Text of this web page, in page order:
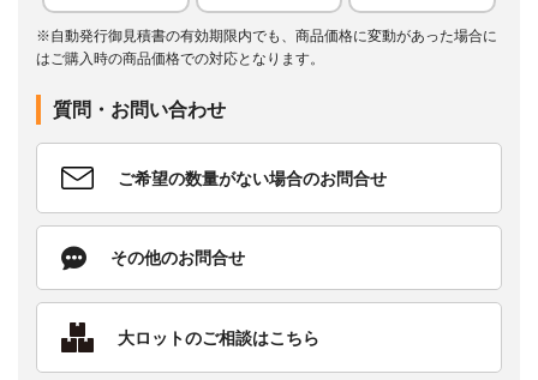
※自動発行御見積書の有効期限内でも、商品価格に変動があった場合に
はご購入時の商品価格での対応となります。
質問・お問い合わせ
ご希望の数量がない場合のお問合せ
その他のお問合せ
大ロットのご相談はこちら